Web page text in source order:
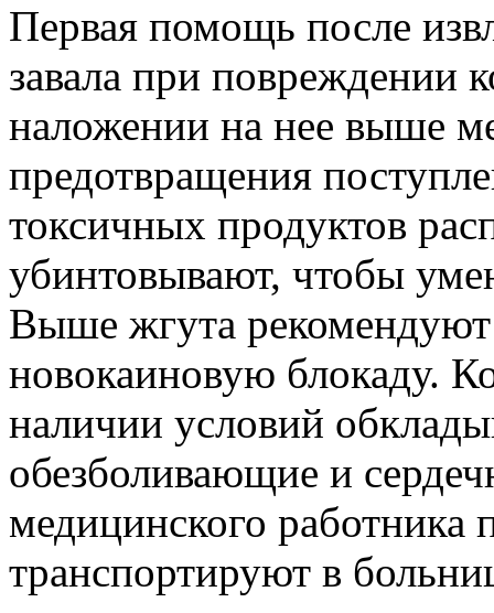
Первая помощь после
завала при повреждении
наложении на нее выше
предотвращения
токсичных продуктов
убинтовывают, чтобы
Выше жгута
новокаиновую блокаду.
наличии условий
обезболивающие и
медицинского работника
транспортируют в